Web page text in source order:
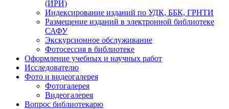
(ИРИ)
Индексирование изданий по УДК, ББК, ГРНТИ
Размещение изданий в электронной библиотеке
САФУ
Экскурсионное обслуживание
Фотосессия в библиотеке
Оформление учебных и научных работ
Исследователю
Фото и видеогалерея
Фотогалерея
Видеогалерея
Вопрос библиотекарю